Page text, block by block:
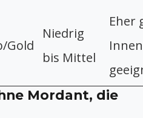
Gold
Niedrig
bis Mittel
Eher
Mordant, die